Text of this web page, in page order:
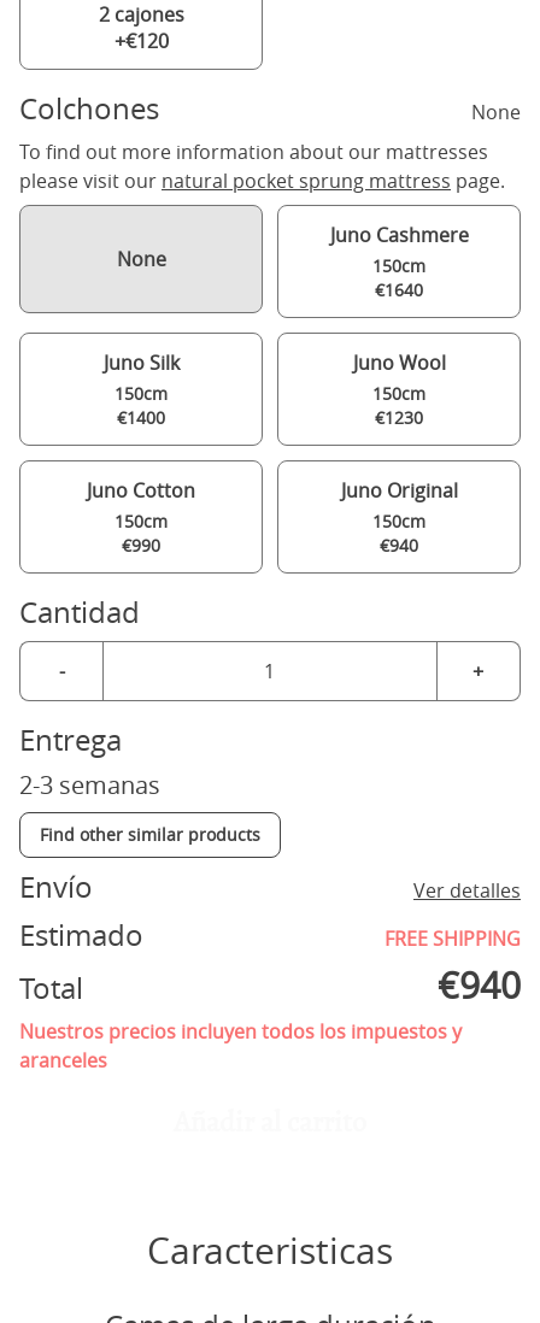
2 cajones
+€120
Colchones
None
To find out more information about our mattresses
please visit our natural pocket sprung mattress page.
None
Juno Cashmere
150cm
€1640
Juno Silk
150cm
€1400
Juno Wool
150cm
€1230
Juno Cotton
150cm
€990
Juno Original
150cm
€940
Cantidad
- +
Entrega
2-3 semanas
Find other similar products
Envío Ver detalles
Estimado FREE SHIPPING
Total €940
Nuestros precios incluyen todos los impuestos y
aranceles
Caracteristicas